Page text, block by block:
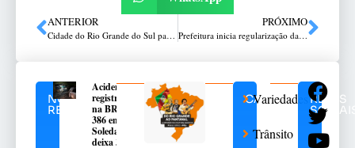
ANTERIOR
Cidade do Rio Grande do Sul passa a ter a passagem de ônibus mais cara do Brasil
PRÓXIMO
Prefeitura inicia regularização da rede de água para 230 famílias na comunidade Bela Vista
NOTÍCIAS
RELACIONADAS
Acidente
registrado
na BR-
386 em
Soledade
deixa 3
CATEGORIAS
Variedades
Trânsito
REDES